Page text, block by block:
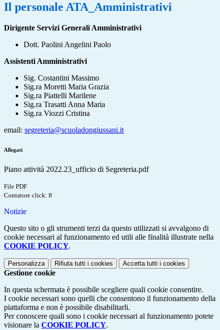
Il personale ATA_Amministrativi
Dirigente Servizi Generali Amministrativi
Dott. Paolini Angelini Paolo
Assistenti Amministrativi
Sig. Costantini Massimo
Sig.ra Moretti Maria Grazia
Sig.ra Piattelli Marilene
Sig.ra Trasatti Anna Maria
Sig.ra Viozzi Cristina
email: segreteria@scuoladongiussani.it
Allegati
Piano attività 2022.23_ufficio di Segreteria.pdf
File PDF
Contatore click: 8
Notizie
Questo sito o gli strumenti terzi da questo utilizzati si avvalgono di
cookie necessari al funzionamento ed utili alle finalità illustrate nella
COOKIE POLICY.
Personalizza Rifiuta tutti i cookies Accetta tutti i cookies
Gestione cookie
In questa schermata è possibile scegliere quali cookie consentire.
I cookie necessari sono quelli che consentono il funzionamento della
piattaforma e non è possibile disabilitarli.
Per conoscere quali sono i cookie necessari al funzionamento potete
visionare la COOKIE POLICY.